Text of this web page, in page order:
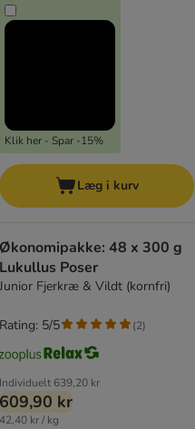
Klik her - Spar -15%
Læg i kurv
Økonomipakke: 48 x 300 g
Lukullus Poser
Junior Fjerkræ & Vildt (kornfri)
Individuelt 639,20 kr
609,90 kr
42,40 kr / kg
Rating: 5/5 (2)